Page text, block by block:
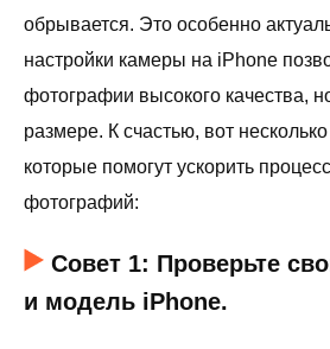
обрывается. Это особенно
настройки камеры на iPhone
фотографии высокого качества,
размере. К счастью, вот
которые помогут ускорить
фотографий:
Совет 1: Проверьте
и модель iPhone.